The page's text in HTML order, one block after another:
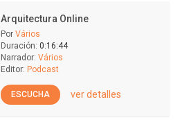
Arquitectura Online
Por Vários
Duración: 0:16:44
Narrador: Vários
Editor: Podcast
ESCUCHA ver detalles